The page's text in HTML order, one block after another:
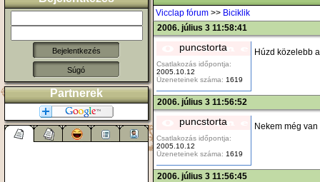
Súgó
Partnerek
Vicclap fórum >> Biciklik
2006. július 3 11:58:41
puncstorta
Csatlakozás időpontja:
2005.10.12
Üzeneteinek száma: 1619
Húzd közelebb
2006. július 3 11:56:52
puncstorta
Csatlakozás időpontja:
2005.10.12
Üzeneteinek száma: 1619
Nekem még
2006. július 3 11:56:45